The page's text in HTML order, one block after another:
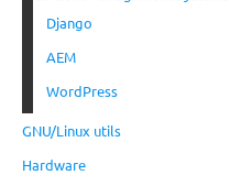
Django
AEM
WordPress
GNU/Linux utils
Hardware